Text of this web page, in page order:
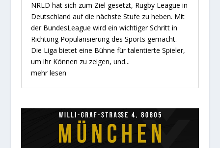
NRLD hat sich zum Ziel gesetzt, Rugby League in
Deutschland auf die nächste Stufe zu heben. Mit
der BundesLeague wird ein wichtiger Schritt in
Richtung Popularisierung des Sports gemacht.
Die Liga bietet eine Bühne für talentierte Spieler,
um ihr Können zu zeigen, und...
mehr lesen